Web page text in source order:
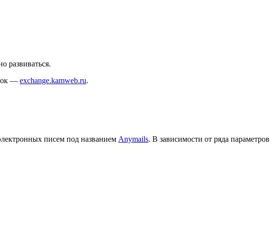
развиваться.
— exchange.kamweb.ru.
писем под названием Anymails. В зависимости от ряда параметров